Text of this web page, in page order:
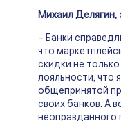
Михаил Делягин,
– Банки
что
скидки не
лояльности, что
общепринятой
своих банков. А
неоправданного